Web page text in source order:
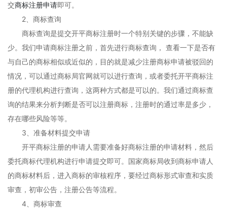
交商标注册申请即可。
2、商标查询
商标查询是提交开平商标注册时一个特别关键的步骤，不能缺
少。我们申请商标注册之前，首先进行商标查询， 查看一下是否有
与自己的商标相似或近似的，目的就是减少注册商标申请被驳回的
情况，可以通过商标局官网就可以进行查询，或者委托开平商标注
册的代理机构进行查询，这两种方式都是可以的。我们通过商标查
询的结果来分析判断是否可以注册商标，注册时的通过率是多少，
存在哪些风险等等。
3、准备材料提交申请
开平商标注册的申请人需要准备好商标注册的申请材料，然后
委托商标代理机构进行申请提交即可。国家商标局收到商标申请人
的商标材料后，进入商标的审核程序，要经过商标形式审查和实质
审查，初审公告，注册公告等流程。
4、商标审查